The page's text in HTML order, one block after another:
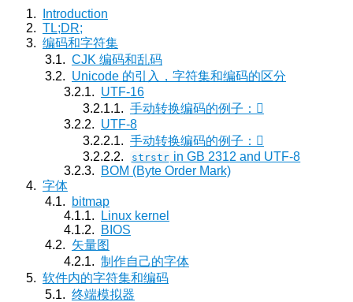
Introduction
TL;DR;
编码和字符集
CJK 编码和乱码
Unicode 的引入，字符集和编码的区分
UTF-16
手动转换编码的例子：𪜐
UTF-8
手动转换编码的例子：𪜐
strstr in GB 2312 and UTF-8
BOM (Byte Order Mark)
字体
bitmap
Linux kernel
BIOS
矢量图
制作自己的字体
软件内的字符集和编码
终端模拟器